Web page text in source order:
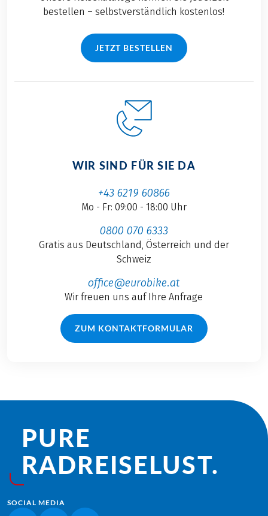
bestellen – selbstverständlich kostenlos!
JETZT BESTELLEN
WIR SIND FÜR SIE DA
+43 6219 60866
Mo - Fr: 09:00 - 18:00 Uhr
0800 070 6333
Gratis aus Deutschland, Österreich und der
Schweiz
office@eurobike.at
Wir freuen uns auf Ihre Anfrage
ZUM KONTAKTFORMULAR
PURE
RADREISE­LUST.
SOCIAL MEDIA